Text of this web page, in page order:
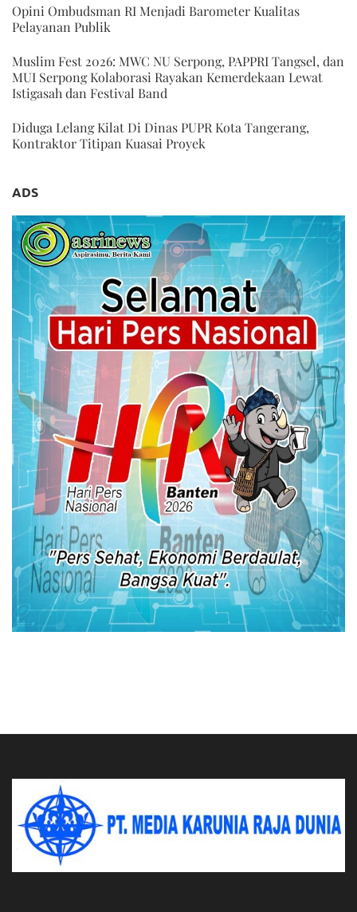
Opini Ombudsman RI Menjadi Barometer Kualitas
Pelayanan Publik
Muslim Fest 2026: MWC NU Serpong, PAPPRI Tangsel, dan
MUI Serpong Kolaborasi Rayakan Kemerdekaan Lewat
Istigasah dan Festival Band
Diduga Lelang Kilat Di Dinas PUPR Kota Tangerang,
Kontraktor Titipan Kuasai Proyek
ADS